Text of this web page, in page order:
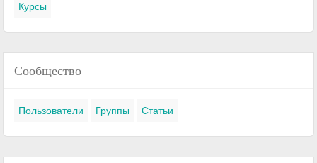
Курсы
Сообщество
Пользователи Группы Статьи